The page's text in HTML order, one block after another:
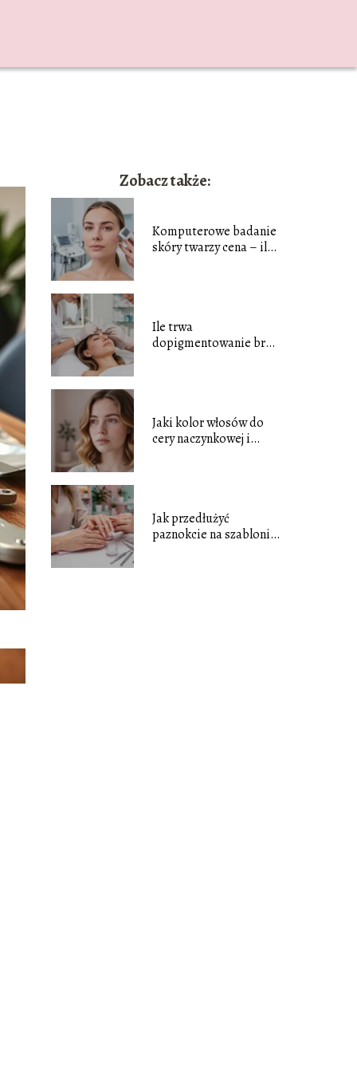
Zobacz także:
Komputerowe badanie
skóry twarzy cena – ile
Ile trwa
dopigmentowanie brwi
Jaki kolor włosów do
cery naczynkowej i
Jak przedłużyć
paznokcie na szablonie